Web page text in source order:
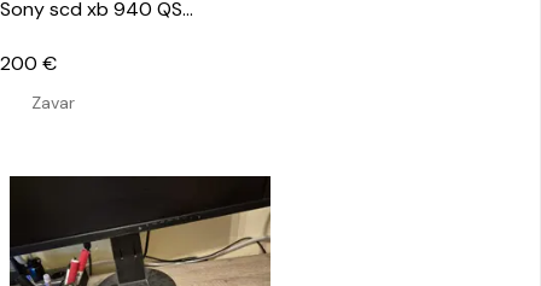
Sony scd xb 940 QS…
Zavar
200 €